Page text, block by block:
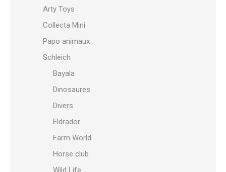
Arty Toys
Collecta Mini
Papo animaux
Schleich
Bayala
Dinosaures
Divers
Eldrador
Farm World
Horse club
Wild Life